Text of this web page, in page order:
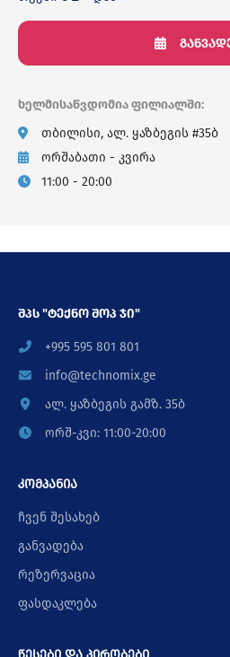
ხელმისაწვდომია ფილიალში:
თბილისი, ალ. ყაზბეგის #35ბ
ორშაბათი - კვირა
11:00 - 20:00
შპს "ტექნო შოპ ჯი"
+995 595 801 801
info@technomix.ge
ალ. ყაზბეგის გამზ. 35ბ
ორშ-კვი: 11:00-20:00
კომპანია
ჩვენ შესახებ
განვადება
რეზერვაცია
ფასდაკლება